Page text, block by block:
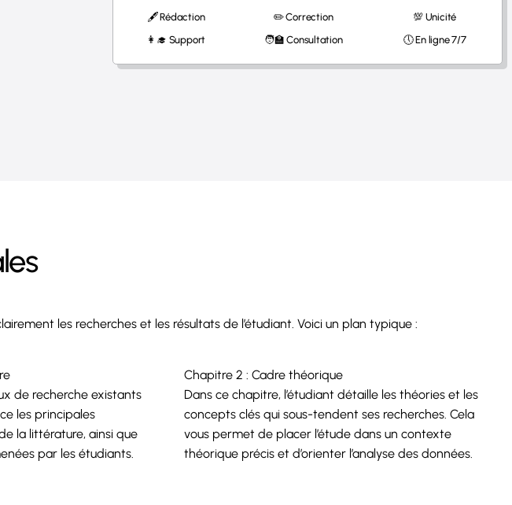
🖋 Rédaction ✏️ Correction
💯 Unicité
👩‍🎓 Support
🧑‍🏫 Consultation 🕔 En ligne 7/7
les recherches et les résultats de l’étudiant. Voici un plan typique :
de recherche existants
les principales
la littérature, ainsi que
par les étudiants.
Chapitre 2 : Cadre théorique
Dans ce chapitre, l’étudiant détaille les théories et les
concepts clés qui sous-tendent ses recherches. Cela
vous permet de placer l’étude dans un contexte
théorique précis et d’orienter l’analyse des données.